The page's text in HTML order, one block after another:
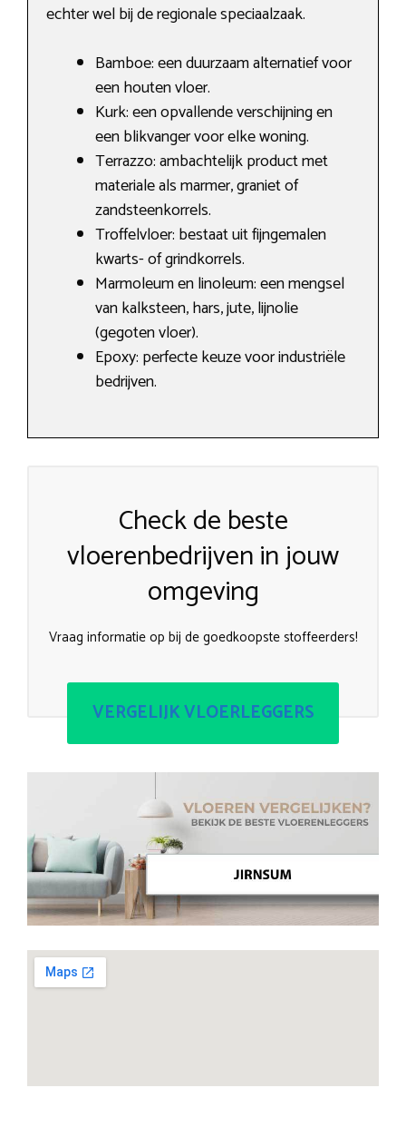
echter wel bij de regionale speciaalzaak.
Bamboe: een duurzaam alternatief voor
een houten vloer.
Kurk: een opvallende verschijning en
een blikvanger voor elke woning.
Terrazzo: ambachtelijk product met
materiale als marmer, graniet of
zandsteenkorrels.
Troffelvloer: bestaat uit fijngemalen
kwarts- of grindkorrels.
Marmoleum en linoleum: een mengsel
van kalksteen, hars, jute, lijnolie
(gegoten vloer).
Epoxy: perfecte keuze voor industriële
bedrijven.
Check de beste
vloerenbedrijven in jouw
omgeving
Vraag informatie op bij de goedkoopste stoffeerders!
VERGELIJK VLOERLEGGERS